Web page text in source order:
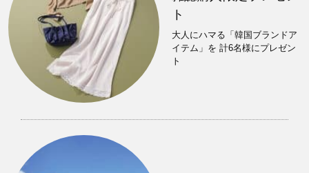
ト
大人にハマる「韓国ブランドア
イテム」を 計6名様にプレゼン
ト